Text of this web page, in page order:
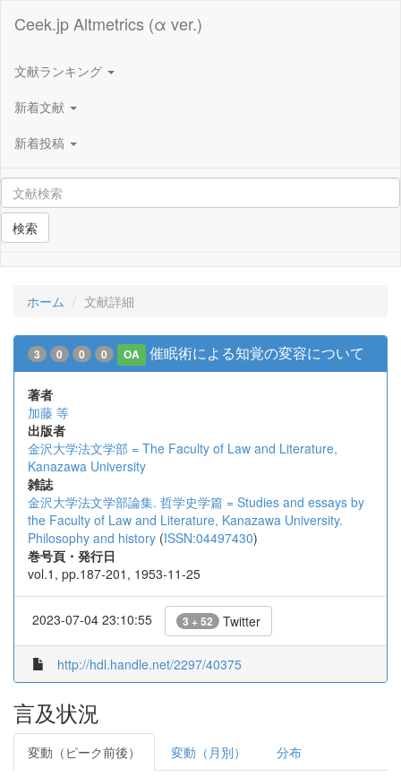
Ceek.jp Altmetrics (α ver.)
文献ランキング
新着文献
新着投稿
検索
ホーム 文献詳細
3 0 0 0 OA 催眠術による知覚の変容について
著者
加藤 等
出版者
金沢大学法文学部 = The Faculty of Law and Literature,
Kanazawa University
雑誌
金沢大学法文学部論集. 哲学史学篇 = Studies and essays by
the Faculty of Law and Literature, Kanazawa University.
Philosophy and history (ISSN:04497430)
巻号頁・発行日
vol.1, pp.187-201, 1953-11-25
2023-07-04 23:10:55 3 + 52 Twitter
http://hdl.handle.net/2297/40375
言及状況
変動（ピーク前後） 変動（月別） 分布